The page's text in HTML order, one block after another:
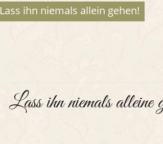
Lass ihn niemals allein gehen!
Lass ihn niemals alleine